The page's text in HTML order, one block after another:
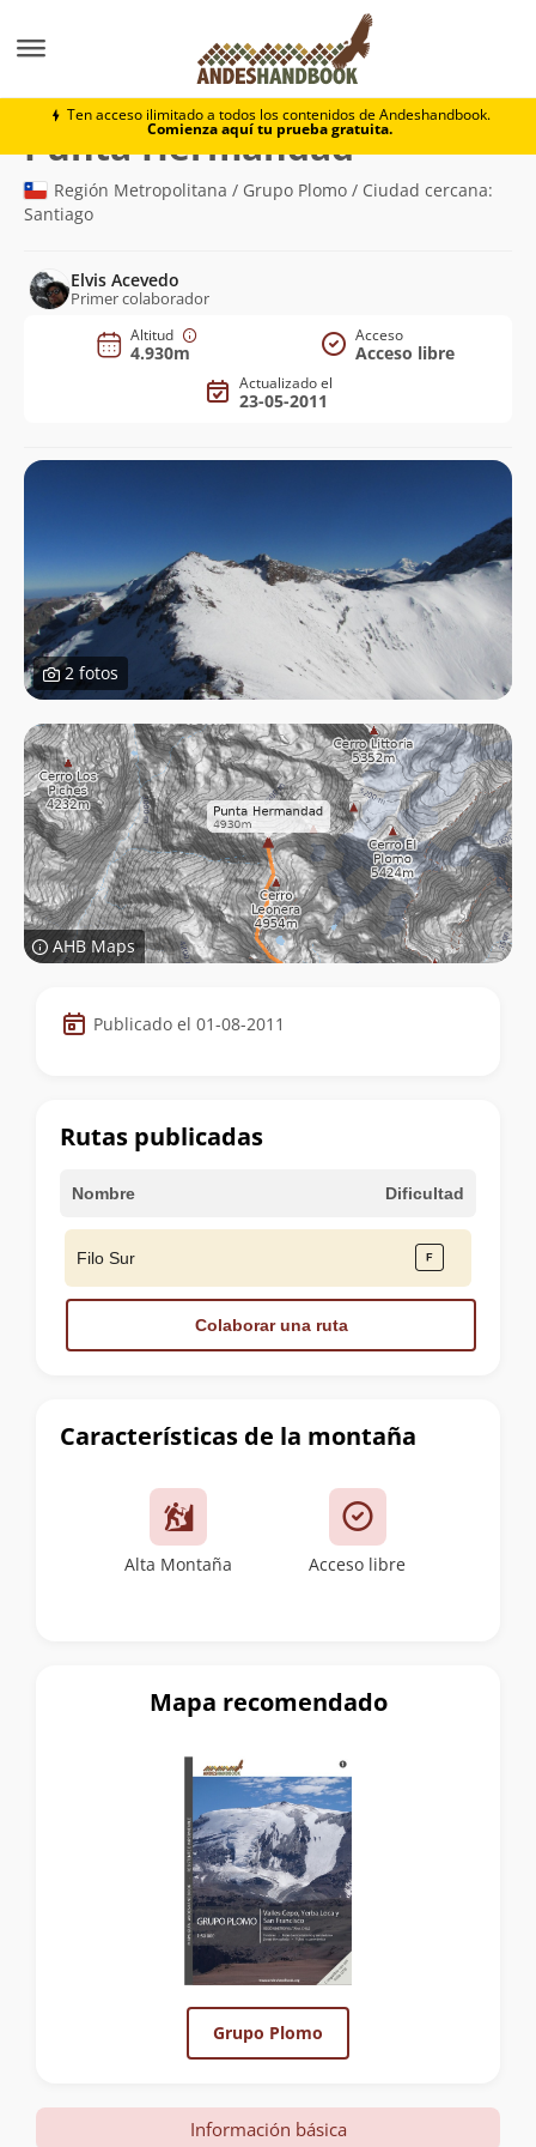
Ten acceso ilimitado a todos los contenidos de Andeshandbook.
Comienza aquí tu prueba gratuita.
Punta Hermandad
Punta Hermandad(4.930m)
Región Metropolitana / Grupo Plomo / Ciudad cercana:
Santiago
Elvis Acevedo
Primer colaborador
Altitud
4.930m
Acceso
Acceso libre
Actualizado el
23-05-2011
2 fotos
AHB Maps
Datos
de
cumbre
Publicado el 01-08-2011
Características de la montaña
Alta Montaña Acceso libre
Rutas publicadas
Nombre Dificultad
Filo Sur
Colaborar una ruta
Mapa recomendado
Grupo Plomo
Información básica